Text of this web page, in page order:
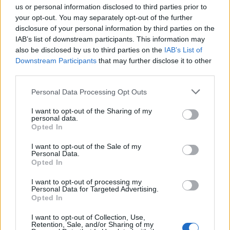
us or personal information disclosed to third parties prior to
your opt-out. You may separately opt-out of the further
disclosure of your personal information by third parties on the
IAB’s list of downstream participants. This information may
also be disclosed by us to third parties on the IAB’s List of
Downstream Participants that may further disclose it to other
Personal Data Processing Opt Outs
I want to opt-out of the Sharing of my
personal data.
Opted In
I want to opt-out of the Sale of my
Personal Data.
Opted In
I want to opt-out of processing my
Personal Data for Targeted Advertising.
Opted In
I want to opt-out of Collection, Use,
Retention, Sale, and/or Sharing of my
Staran luetuimmat
1
MATKAILU